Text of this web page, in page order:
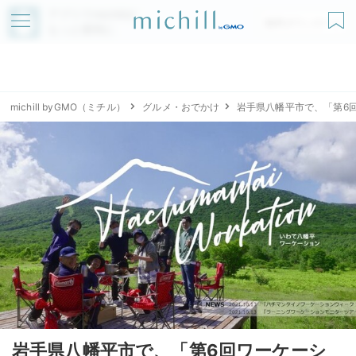
アプリでmichillが
無料ダウンロード
michill byGMO（ミチル） グルメ・おでかけ 岩手県八幡平市で、「第6
岩手県八幡平市で、「第6回ワーケーシ